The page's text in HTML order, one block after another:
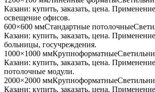
Казани: купить, заказать, цена.
освещение офисов.
600×600 ммСтандартные потолочные
Казани: купить, заказать, цена.
больницы, госучреждения.
1000×1000 ммКрупноформатные
Казани: купить, заказать, цена.
потолочные модули.
2000×2000 ммКрупноформатные
Казани: купить, заказать, цена.